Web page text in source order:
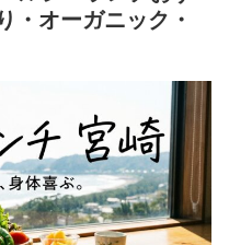
・オーガニック・